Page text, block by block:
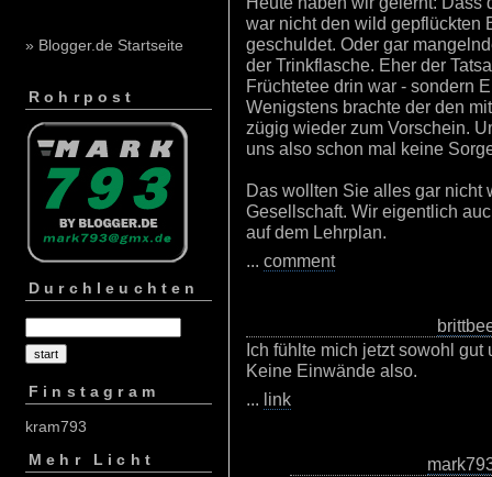
» Blogger.de Startseite
Rohrpost
Durchleuchten
Finstagram
kram793
Mehr Licht
war nicht den wild gepflückten
geschuldet. Oder gar
der Trinkflasche. Eher der
Früchtetee drin war - sondern
Wenigstens brachte der den
zügig wieder zum Vorschein.
uns also schon mal keine
Das wollten Sie alles gar nicht
Gesellschaft. Wir eigentlich
auf dem Lehrplan.
... comment
Ich fühlte mich jetzt sowohl
Keine Einwände also.
... link